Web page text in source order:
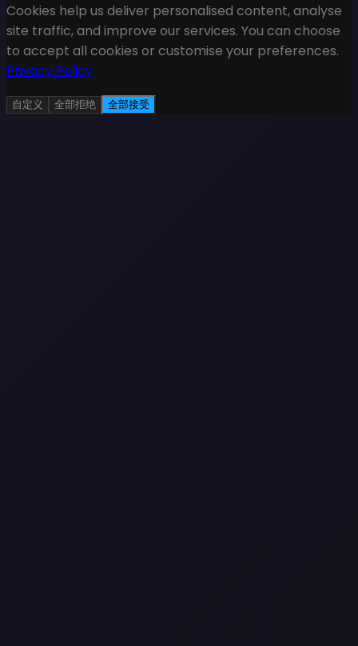
Cookies help us deliver personalised content, analyse
site traffic, and improve our services. You can choose
to accept all cookies or customise your preferences.
Privacy Policy
自定义 全部拒绝 全部接受